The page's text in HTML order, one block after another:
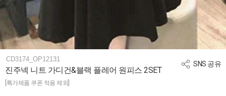
SNS 공유
CD3174_OP12131
진주넥 니트 가디건&블랙 플레어 원피스 2SET
[특가제품 쿠폰 적용 제외]